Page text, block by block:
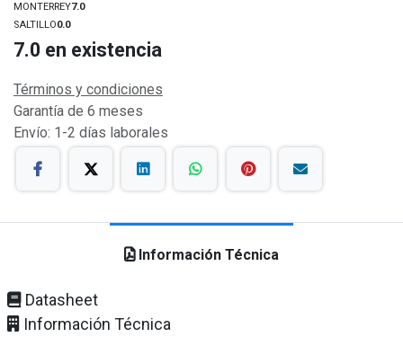
MONTERREY7.0
SALTILLO0.0
7.0 en existencia
Términos y condiciones
Garantía de 6 meses
Envío: 1-2 días laborales
Información Técnica
Datasheet
Información Técnica